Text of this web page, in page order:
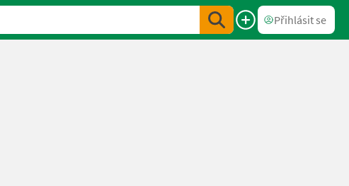
Přihlásit se